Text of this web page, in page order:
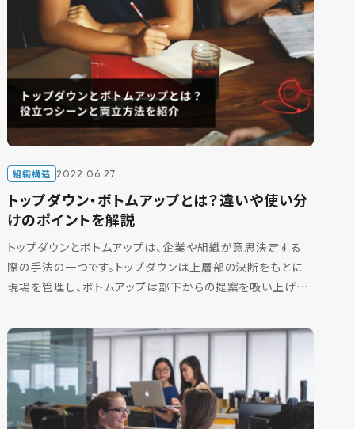
組織構造 2022.06.27
トップダウン・ボトムアップとは？違いや使い分
けのポイントを解説
トップダウンとボトムアップは、企業や組織が意思決定する
際の手法の一つです。トップダウンは上層部の決断をもとに
現場を管理し、ボトムアップは部下からの提案を吸い上げる
[…]